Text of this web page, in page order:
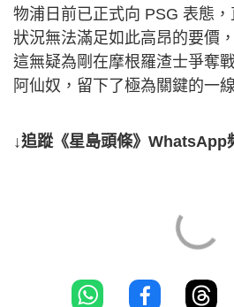
物浦日前已正式向 PSG 表態
狀況無法滿足如此高昂的要價
這無疑為剛在摩根羅渣士爭奪
阿仙奴，留下了極為關鍵的一
↓追蹤《星島頭條》WhatsApp